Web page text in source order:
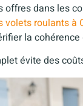
offres dans les
volets roulants à
la
évite des